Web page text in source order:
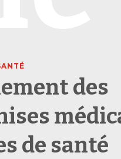
des
de santé